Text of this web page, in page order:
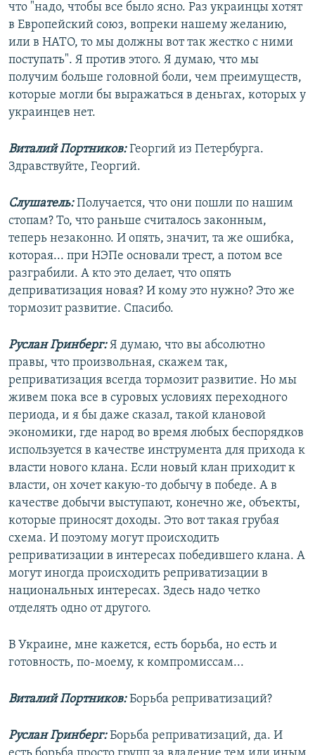
что "надо, чтобы все было ясно. Раз украинцы хотят
в Европейский союз, вопреки нашему желанию,
или в НАТО, то мы должны вот так жестко с ними
поступать". Я против этого. Я думаю, что мы
получим больше головной боли, чем преимуществ,
которые могли бы выражаться в деньгах, которых у
украинцев нет.
Виталий Портников:Георгий из Петербурга.
Здравствуйте, Георгий.
Слушатель:Получается, что они пошли по нашим
стопам? То, что раньше считалось законным,
теперь незаконно. И опять, значит, та же ошибка,
которая... при НЭПе основали трест, а потом все
разграбили. А кто это делает, что опять
деприватизация новая? И кому это нужно? Это же
тормозит развитие. Спасибо.
Руслан Гринберг:Я думаю, что вы абсолютно
правы, что произвольная, скажем так,
реприватизация всегда тормозит развитие. Но мы
живем пока все в суровых условиях переходного
периода, и я бы даже сказал, такой клановой
экономики, где народ во время любых беспорядков
используется в качестве инструмента для прихода к
власти нового клана. Если новый клан приходит к
власти, он хочет какую-то добычу в победе. А в
качестве добычи выступают, конечно же, объекты,
которые приносят доходы. Это вот такая грубая
схема. И поэтому могут происходить
реприватизации в интересах победившего клана. А
могут иногда происходить реприватизации в
национальных интересах. Здесь надо четко
отделять одно от другого.
В Украине, мне кажется, есть борьба, но есть и
готовность, по-моему, к компромиссам...
Виталий Портников:Борьба реприватизаций?
Руслан Гринберг:Борьба реприватизаций, да. И